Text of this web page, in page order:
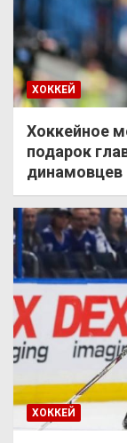
ХОККЕЙ
Хоккейное
подарок
динамовцев
ХОККЕЙ